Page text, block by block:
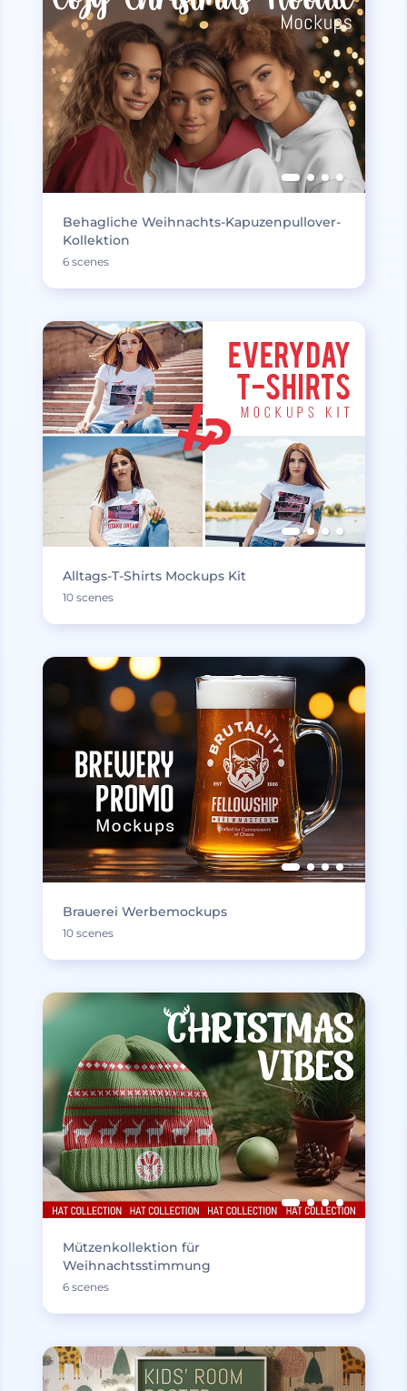
Behagliche Weihnachts-Kapuzenpullover-
Kollektion
6 scenes
Alltags-T-Shirts Mockups Kit
10 scenes
Brauerei Werbemockups
10 scenes
Mützenkollektion für
Weihnachtsstimmung
6 scenes